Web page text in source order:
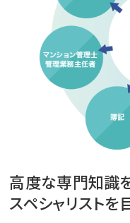
高度な専門知識
スペシャリストを